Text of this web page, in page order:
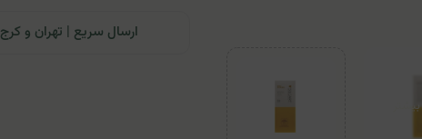
ارسال سریع | تهران و کرج: تحویل تا ۲۴ ساعت | سایر نقاط